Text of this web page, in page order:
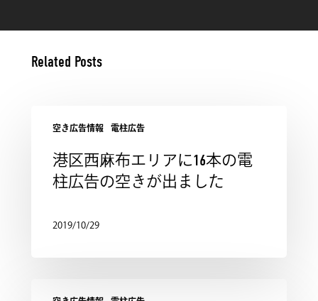
Related Posts
空き広告情報 電柱広告
港区西麻布エリアに16本の電
柱広告の空きが出ました
2019/10/29